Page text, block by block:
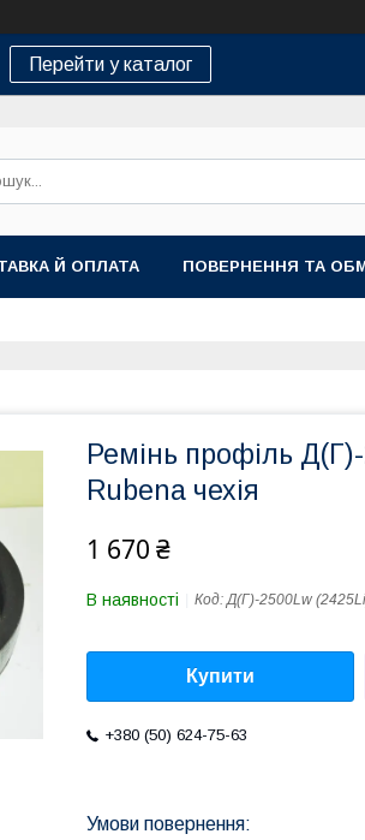
Перейти у каталог
Й ОПЛАТА ПОВЕРНЕННЯ ТА
Ремінь профіль
Rubena чехія
1 670 ₴
В наявності Код:Д(Г)-2500Lw
Купити
+380 (50) 624-75-63